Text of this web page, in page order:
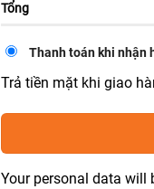
Tổng
Thanh toán khi nhận
Trả tiền mặt khi giao
Your personal data will